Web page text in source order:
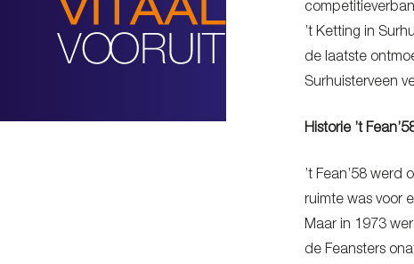
’t Ketting in
de laatste
Surhuisterveen
Historie ’t
’t Fean’58
ruimte was voor
Maar in 1973
de Feansters